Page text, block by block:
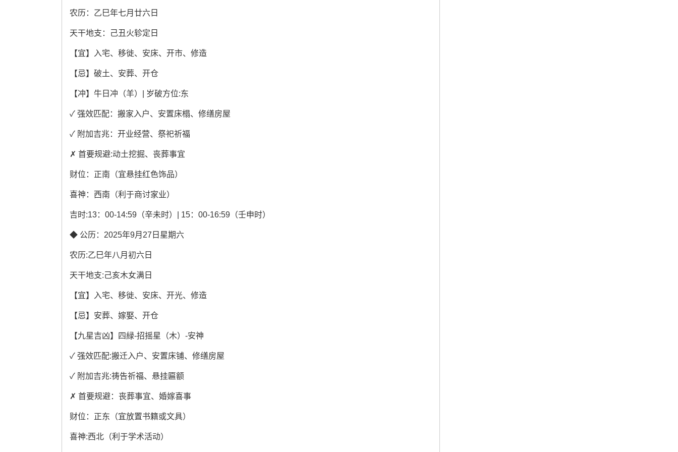
农历：乙巳年七月廿六日
天干地支：己丑火轸定日
【宜】入宅、移徙、安床、开市、修造
【忌】破土、安葬、开仓
【冲】牛日冲（羊）| 岁破方位:东
✓ 强效匹配：搬家入户、安置床榻、修缮房屋
✓ 附加吉兆：开业经营、祭祀祈福
✗ 首要规避:动土挖掘、丧葬事宜
财位：正南（宜悬挂红色饰品）
喜神：西南（利于商讨家业）
吉时:13：00-14:59（辛未时）| 15：00-16:59（壬申时）
◆ 公历：2025年9月27日星期六
农历:乙巳年八月初六日
天干地支:己亥木女满日
【宜】入宅、移徙、安床、开光、修造
【忌】安葬、嫁娶、开仓
【九星吉凶】四緑-招摇星（木）-安神
✓ 强效匹配:搬迁入户、安置床铺、修缮房屋
✓ 附加吉兆:祷告祈福、悬挂匾额
✗ 首要规避：丧葬事宜、婚嫁喜事
财位：正东（宜放置书籍或文具）
喜神:西北（利于学术活动）